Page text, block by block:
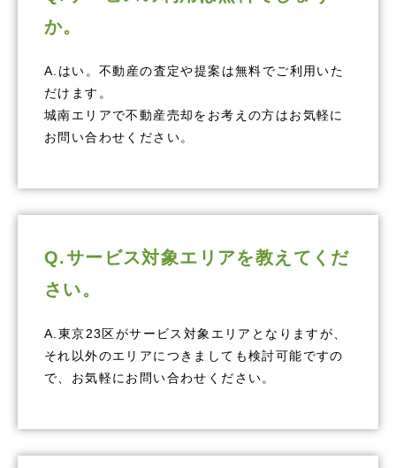
か。
A.はい。不動産の査定や提案は無料でご利用いた
だけます。
城南エリアで不動産売却をお考えの方はお気軽に
お問い合わせください。
Q.サービス対象エリアを教えてくだ
さい。
A.東京23区がサービス対象エリアとなりますが、
それ以外のエリアにつきましても検討可能ですの
で、お気軽にお問い合わせください。